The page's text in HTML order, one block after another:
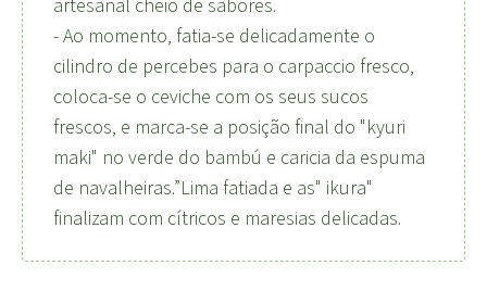
artesanal cheio de sabores.
- Ao momento, fatia-se delicadamente o
cilindro de percebes para o carpaccio fresco,
coloca-se o ceviche com os seus sucos
frescos, e marca-se a posição final do "kyuri
maki" no verde do bambú e caricia da espuma
de navalheiras.”Lima fatiada e as" ikura"
finalizam com cítricos e maresias delicadas.